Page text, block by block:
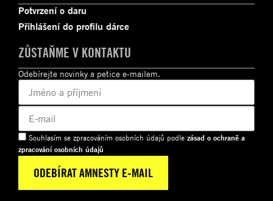
Potvrzení o daru
Přihlášení do profilu dárce
ZŮSTAŇME V KONTAKTU
Odebírejte novinky a petice e-mailem.
Souhlasím se zpracováním osobních údajů podle zásad o ochraně a
zpracování osobních údajů